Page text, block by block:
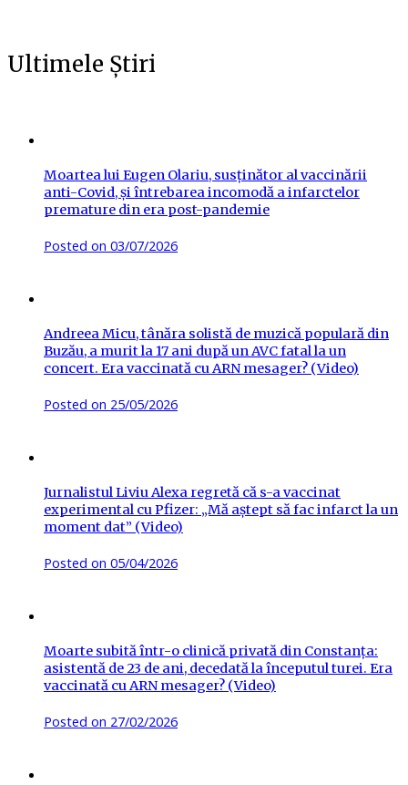
Ultimele Știri
Moartea lui Eugen Olariu, susținător al vaccinării
anti-Covid, și întrebarea incomodă a infarctelor
premature din era post-pandemie
Posted on 03/07/2026
Andreea Micu, tânăra solistă de muzică populară din
Buzău, a murit la 17 ani după un AVC fatal la un
concert. Era vaccinată cu ARN mesager? (Video)
Posted on 25/05/2026
Jurnalistul Liviu Alexa regretă că s-a vaccinat
experimental cu Pfizer: „Mă aștept să fac infarct la un
moment dat” (Video)
Posted on 05/04/2026
Moarte subită într-o clinică privată din Constanța:
asistentă de 23 de ani, decedată la începutul turei. Era
vaccinată cu ARN mesager? (Video)
Posted on 27/02/2026